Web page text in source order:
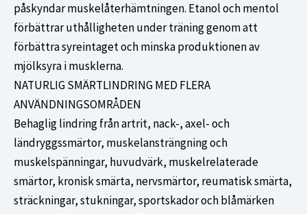
påskyndar muskelåterhämtningen. Etanol och mentol
förbättrar uthålligheten under träning genom att
förbättra syreintaget och minska produktionen av
mjölksyra i musklerna.
NATURLIG SMÄRTLINDRING MED FLERA
ANVÄNDNINGSOMRÅDEN
Behaglig lindring från artrit, nack-, axel- och
ländryggssmärtor, muskelansträngning och
muskelspänningar, huvudvärk, muskelrelaterade
smärtor, kronisk smärta, nervsmärtor, reumatisk smärta,
sträckningar, stukningar, sportskador och blåmärken